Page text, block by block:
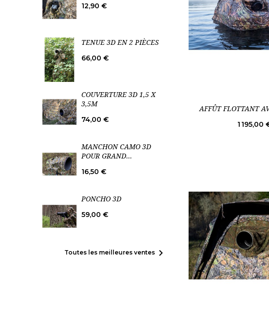
Prix
12,90 €
TENUE 3D EN 2 PIÈCES
Prix
66,00 €
COUVERTURE 3D 1,5 X
3,5M
Prix
74,00 €
MANCHON CAMO 3D
POUR GRAND...
Prix
16,50 €
PONCHO 3D
Prix
59,00 €
Toutes les meilleures ventes 
AFFÛT FLOTTANT
Prix
1 195,00